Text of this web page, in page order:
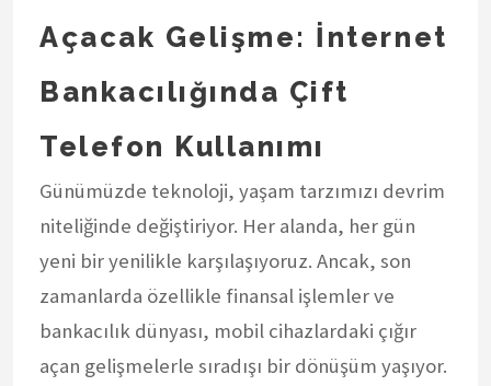
Açacak Gelişme: İnternet
Bankacılığında Çift
Telefon Kullanımı
Günümüzde teknoloji, yaşam tarzımızı devrim
niteliğinde değiştiriyor. Her alanda, her gün
yeni bir yenilikle karşılaşıyoruz. Ancak, son
zamanlarda özellikle finansal işlemler ve
bankacılık dünyası, mobil cihazlardaki çığır
açan gelişmelerle sıradışı bir dönüşüm yaşıyor.